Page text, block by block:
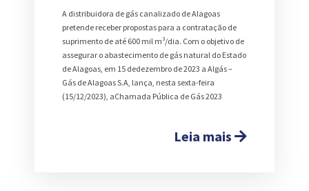
A distribuidora de gás canalizado de Alagoas
pretende receber propostas para a contratação de
suprimento de até 600 mil m³/dia. Com o objetivo de
assegurar o abastecimento de gás natural do Estado
de Alagoas, em 15 dedezembro de 2023 a Algás –
Gás de Alagoas S.A, lança, nesta sexta-feira
(15/12/2023), aChamada Pública de Gás 2023
Leia mais